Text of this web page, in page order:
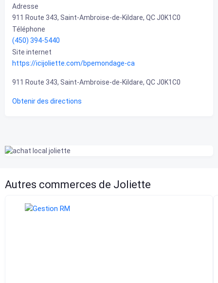
Adresse
911 Route 343, Saint-Ambroise-de-Kildare, QC J0K1C0
Téléphone
(450) 394-5440
Site internet
https://icijoliette.com/bpemondage-ca
911 Route 343, Saint-Ambroise-de-Kildare, QC J0K1C0
Obtenir des directions
Autres commerces de Joliette